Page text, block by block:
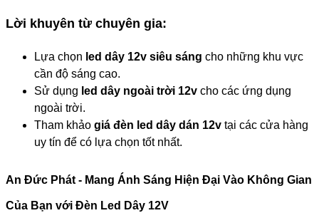
Lời khuyên từ chuyên gia:
Lựa chọn led dây 12v siêu sáng cho những khu vực
cần độ sáng cao.
Sử dụng led dây ngoài trời 12v cho các ứng dụng
ngoài trời.
Tham khảo giá đèn led dây dán 12v tại các cửa hàng
uy tín để có lựa chọn tốt nhất.
An Đức Phát - Mang Ánh Sáng Hiện Đại Vào Không Gian
Của Bạn với Đèn Led Dây 12V